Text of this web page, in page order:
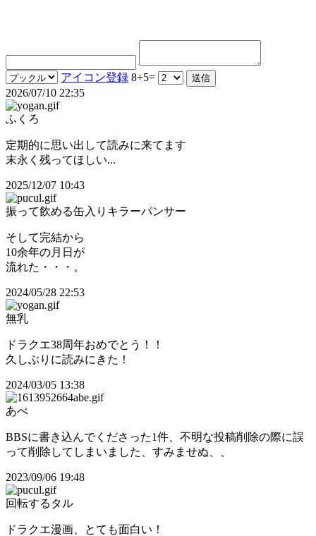
アイコン登録 8+5=
2026/07/10 22:35
ふくろ
定期的に思い出して読みに来てます
末永く残ってほしい...
2025/12/07 10:43
振って飲める缶入りキラーパンサー
そして完結から
10余年の月日が
流れた・・・。
2024/05/28 22:53
無乳
ドラクエ38周年おめでとう！！
久しぶりに読みにきた！
2024/03/05 13:38
あべ
BBSに書き込んでくださった1件、不明な投稿削除の際に誤
って削除してしまいました、すみませぬ、、
2023/09/06 19:48
回転するタル
ドラクエ漫画、とても面白い！